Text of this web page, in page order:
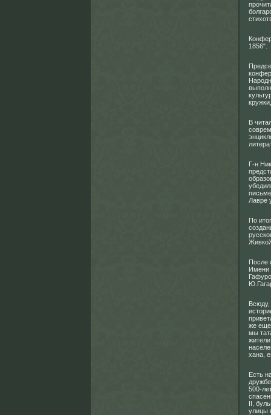
1856".
В
Г-н
Лавре
По
После
Имени
Всюду,
же еще
мы
хана,
Есть
500-
II,
улицы